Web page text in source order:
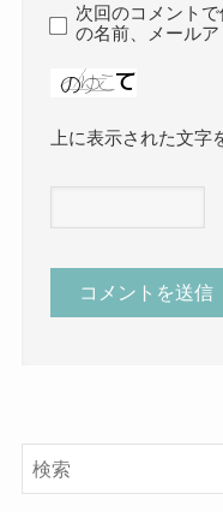
次回のコメント
の名前、メールア
上に表示された文字